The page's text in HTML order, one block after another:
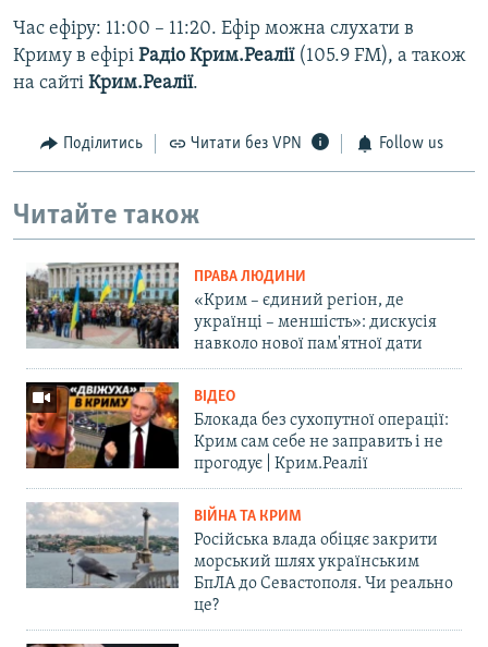
Час ефіру: 11:00 – 11:20. Ефір можна слухати в
Криму в ефірі Радіо Крим.Реалії (105.9 FM), а також
на сайті Крим.Реалії.
Поділитись Читати без VPN Follow us
Читайте також
ПРАВА ЛЮДИНИ
«Крим – єдиний регіон, де
українці – меншість»: дискусія
навколо нової пам'ятної дати
ВІДЕО
Блокада без сухопутної операції:
Крим сам себе не заправить і не
прогодує | Крим.Реалії
ВІЙНА ТА КРИМ
Російська влада обіцяє закрити
морський шлях українським
БпЛА до Севастополя. Чи реально
це?